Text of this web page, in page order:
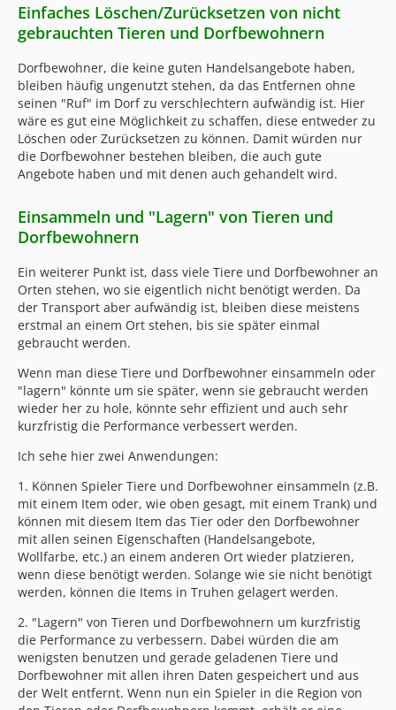
Einfaches Löschen/Zurücksetzen von nicht
gebrauchten Tieren und Dorfbewohnern
Dorfbewohner, die keine guten Handelsangebote haben,
bleiben häufig ungenutzt stehen, da das Entfernen ohne
seinen "Ruf" im Dorf zu verschlechtern aufwändig ist. Hier
wäre es gut eine Möglichkeit zu schaffen, diese entweder zu
Löschen oder Zurücksetzen zu können. Damit würden nur
die Dorfbewohner bestehen bleiben, die auch gute
Angebote haben und mit denen auch gehandelt wird.
Einsammeln und "Lagern" von Tieren und
Dorfbewohnern
Ein weiterer Punkt ist, dass viele Tiere und Dorfbewohner an
Orten stehen, wo sie eigentlich nicht benötigt werden. Da
der Transport aber aufwändig ist, bleiben diese meistens
erstmal an einem Ort stehen, bis sie später einmal
gebraucht werden.
Wenn man diese Tiere und Dorfbewohner einsammeln oder
"lagern" könnte um sie später, wenn sie gebraucht werden
wieder her zu hole, könnte sehr effizient und auch sehr
kurzfristig die Performance verbessert werden.
Ich sehe hier zwei Anwendungen:
1. Können Spieler Tiere und Dorfbewohner einsammeln (z.B.
mit einem Item oder, wie oben gesagt, mit einem Trank) und
können mit diesem Item das Tier oder den Dorfbewohner
mit allen seinen Eigenschaften (Handelsangebote,
Wollfarbe, etc.) an einem anderen Ort wieder platzieren,
wenn diese benötigt werden. Solange wie sie nicht benötigt
werden, können die Items in Truhen gelagert werden.
2. "Lagern" von Tieren und Dorfbewohnern um kurzfristig
die Performance zu verbessern. Dabei würden die am
wenigsten benutzen und gerade geladenen Tiere und
Dorfbewohner mit allen ihren Daten gespeichert und aus
der Welt entfernt. Wenn nun ein Spieler in die Region von